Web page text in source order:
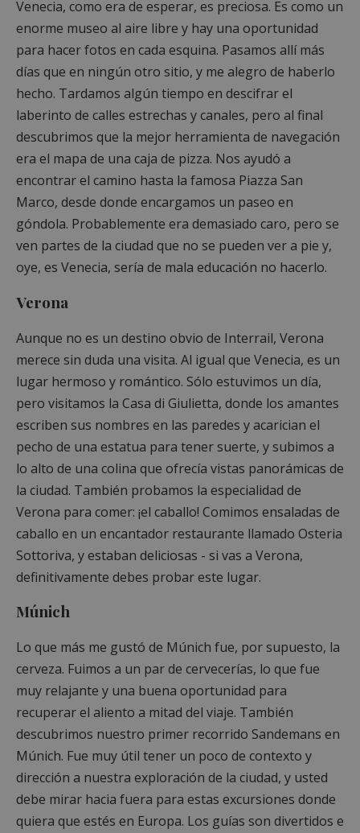
Venecia, como era de esperar, es preciosa. Es como un
enorme museo al aire libre y hay una oportunidad
para hacer fotos en cada esquina. Pasamos allí más
días que en ningún otro sitio, y me alegro de haberlo
hecho. Tardamos algún tiempo en descifrar el
laberinto de calles estrechas y canales, pero al final
descubrimos que la mejor herramienta de navegación
era el mapa de una caja de pizza. Nos ayudó a
encontrar el camino hasta la famosa Piazza San
Marco, desde donde encargamos un paseo en
góndola. Probablemente era demasiado caro, pero se
ven partes de la ciudad que no se pueden ver a pie y,
oye, es Venecia, sería de mala educación no hacerlo.
Verona
Aunque no es un destino obvio de Interrail, Verona
merece sin duda una visita. Al igual que Venecia, es un
lugar hermoso y romántico. Sólo estuvimos un día,
pero visitamos la Casa di Giulietta, donde los amantes
escriben sus nombres en las paredes y acarician el
pecho de una estatua para tener suerte, y subimos a
lo alto de una colina que ofrecía vistas panorámicas de
la ciudad. También probamos la especialidad de
Verona para comer: ¡el caballo! Comimos ensaladas de
caballo en un encantador restaurante llamado Osteria
Sottoriva, y estaban deliciosas - si vas a Verona,
definitivamente debes probar este lugar.
Múnich
Lo que más me gustó de Múnich fue, por supuesto, la
cerveza. Fuimos a un par de cervecerías, lo que fue
muy relajante y una buena oportunidad para
recuperar el aliento a mitad del viaje. También
descubrimos nuestro primer recorrido Sandemans en
Múnich. Fue muy útil tener un poco de contexto y
dirección a nuestra exploración de la ciudad, y usted
debe mirar hacia fuera para estas excursiones donde
quiera que estés en Europa. Los guías son divertidos e